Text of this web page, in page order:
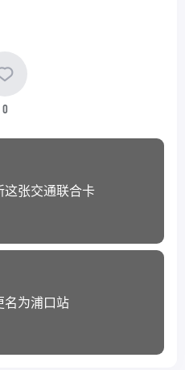
0
这张交通联合卡
名为浦口站